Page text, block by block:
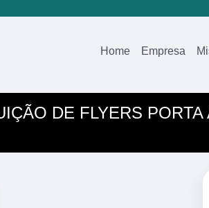
Home Empresa
DE FLYERS PORTA